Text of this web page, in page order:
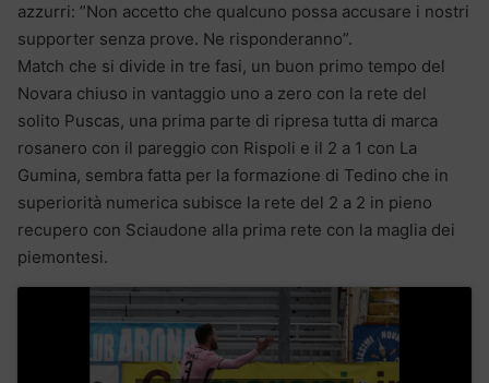
azzurri: ”Non accetto che qualcuno possa accusare i nostri
supporter senza prove. Ne risponderanno”.
Match che si divide in tre fasi, un buon primo tempo del
Novara chiuso in vantaggio uno a zero con la rete del
solito Puscas, una prima parte di ripresa tutta di marca
rosanero con il pareggio con Rispoli e il 2 a 1 con La
Gumina, sembra fatta per la formazione di Tedino che in
superiorità numerica subisce la rete del 2 a 2 in pieno
recupero con Sciaudone alla prima rete con la maglia dei
piemontesi.